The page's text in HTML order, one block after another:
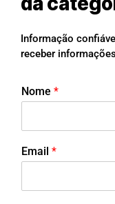
Informação
receber
Nome *
Email *